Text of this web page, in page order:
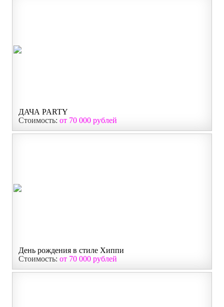
ДАЧА PARTY
Стоимость: от 70 000 рублей
День рождения в стиле Хиппи
Стоимость: от 70 000 рублей